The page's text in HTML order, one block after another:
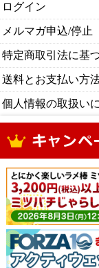
ログイン
メルマガ申込/停止
特定商取引法に基
送料とお支払い方
個人情報の取扱い